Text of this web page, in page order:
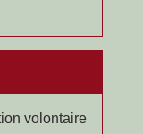
volontaire